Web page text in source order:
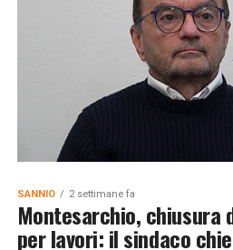
SANNIO 2 settimane fa
Montesarchio, chiusura
per lavori: il sindaco